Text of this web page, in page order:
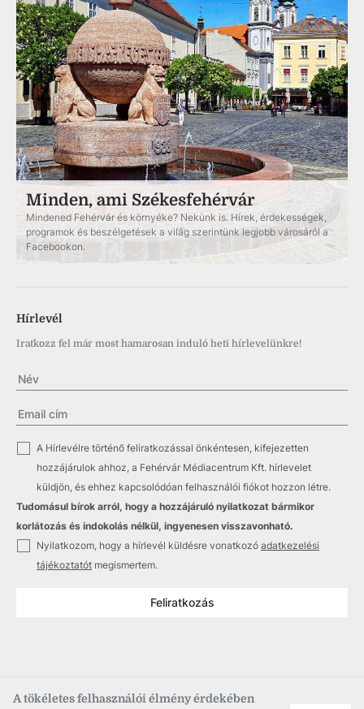
A tökéletes felhasználói élmény érdekében
Minden, ami Székesfehérvár
Mindened Fehérvár és környéke? Nekünk is. Hírek, érdekességek,
programok és beszélgetések a világ szerintünk legjobb városáról a
Facebookon.
Hírlevél
Iratkozz fel már most hamarosan induló heti hírlevelünkre!
A Hírlevélre történő feliratkozással önkéntesen, kifejezetten
hozzájárulok ahhoz, a Fehérvár Médiacentrum Kft. hírlevelet
küldjön, és ehhez kapcsolódóan felhasználói fiókot hozzon létre.
Tudomásul bírok arról, hogy a hozzájáruló nyilatkozat bármikor
korlátozás és indokolás nélkül, ingyenesen visszavonható.
Nyilatkozom, hogy a hírlevél küldésre vonatkozó adatkezelési
tájékoztatót megismertem.
Feliratkozás